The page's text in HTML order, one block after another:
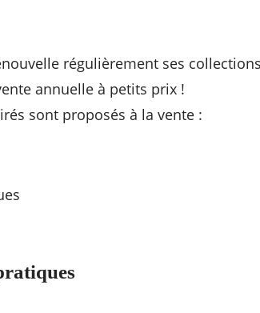
régulièrement ses
annuelle à petits prix !
sont proposés à la vente :